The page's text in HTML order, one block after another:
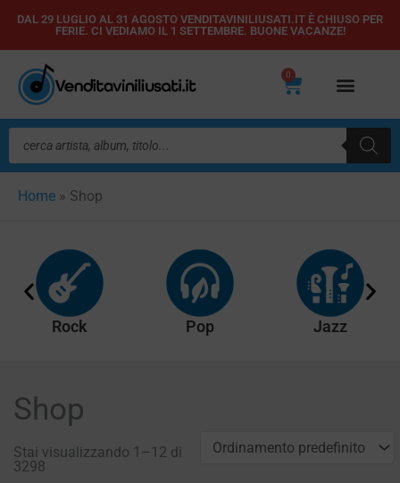
Vai
contenuto
DAL 29 LUGLIO AL 31 AGOSTO VENDITAVINILIUSATI.IT È CHIUSO PER
FERIE. CI VEDIAMO IL 1 SETTEMBRE. BUONE VACANZE!
0
Carrello
Ricerca
prodotti
Home » Shop
Rock Pop Jazz
Shop
Stai visualizzando 1–12 di
3298